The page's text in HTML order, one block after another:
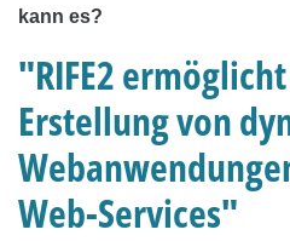
kann es?
"RIFE2
Erstellung von
Web-Services"